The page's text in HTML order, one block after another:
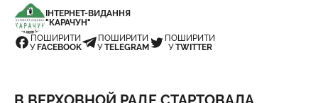
ІНТЕРНЕТ-ВИДАННЯ
"КАРАЧУН"
ПОШИРИТИ
У FACEBOOK
ПОШИРИТИ
УTELEGRAM
ПОШИРИТИ
УTWITTER